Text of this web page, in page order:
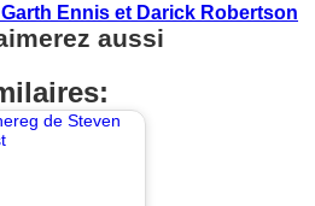
Ennis et Darick Robertson
aussi